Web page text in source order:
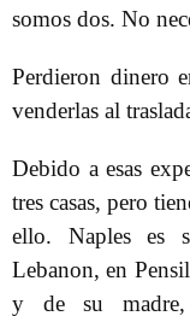
somos dos. No
Perdieron dinero
venderlas al
Debido a esas
tres casas, pero
ello. Naples es
Lebanon, en
y de su